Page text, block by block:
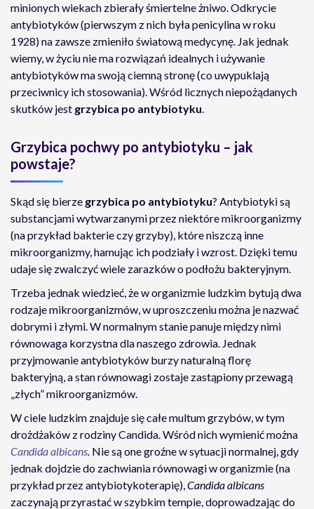
minionych wiekach zbierały śmiertelne żniwo. Odkrycie
antybiotyków (pierwszym z nich była penicylina w roku
1928) na zawsze zmieniło światową medycynę. Jak jednak
wiemy, w życiu nie ma rozwiązań idealnych i używanie
antybiotyków ma swoją ciemną stronę (co uwypuklają
przeciwnicy ich stosowania). Wśród licznych niepożądanych
skutków jest grzybica po antybiotyku.
Grzybica pochwy po antybiotyku – jak
powstaje?
Skąd się bierze grzybica po antybiotyku? Antybiotyki są
substancjami wytwarzanymi przez niektóre mikroorganizmy
(na przykład bakterie czy grzyby), które niszczą inne
mikroorganizmy, hamując ich podziały i wzrost. Dzięki temu
udaje się zwalczyć wiele zarazków o podłożu bakteryjnym.
Trzeba jednak wiedzieć, że w organizmie ludzkim bytują dwa
rodzaje mikroorganizmów, w uproszczeniu można je nazwać
dobrymi i złymi. W normalnym stanie panuje między nimi
równowaga korzystna dla naszego zdrowia. Jednak
przyjmowanie antybiotyków burzy naturalną florę
bakteryjną, a stan równowagi zostaje zastąpiony przewagą
„złych” mikroorganizmów.
W ciele ludzkim znajduje się całe multum grzybów, w tym
drożdżaków z rodziny Candida. Wśród nich wymienić można
Candida albicans. Nie są one groźne w sytuacji normalnej, gdy
jednak dojdzie do zachwiania równowagi w organizmie (na
przykład przez antybiotykoterapię),Candida albicans
zaczynają przyrastać w szybkim tempie, doprowadzając do